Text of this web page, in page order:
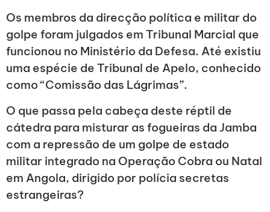
Os membros da direcção política e militar do
golpe foram julgados em Tribunal Marcial que
funcionou no Ministério da Defesa. Até existiu
uma espécie de Tribunal de Apelo, conhecido
como “Comissão das Lágrimas”.
O que passa pela cabeça deste réptil de
cátedra para misturar as fogueiras da Jamba
com a repressão de um golpe de estado
militar integrado na Operação Cobra ou Natal
em Angola, dirigido por polícia secretas
estrangeiras?